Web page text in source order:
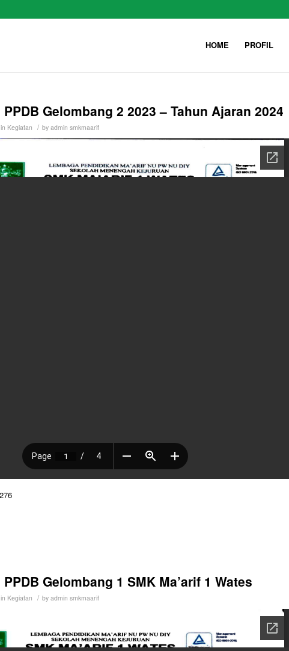
HOME PROFIL
Gelombang 2 2023 – Tahun Ajaran 2024
in Kegiatan / by admin smkmaarif
Gelombang 1 SMK Ma’arif 1 Wates
in Kegiatan / by admin smkmaarif